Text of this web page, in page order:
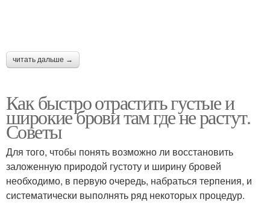
читать дальше →
Как быстро отрастить густые и
широкие брови там где не растут.
Советы
Для того, чтобы понять возможно ли восстановить
заложенную природой густоту и ширину бровей
необходимо, в первую очередь, набраться терпения, и
систематически выполнять ряд некоторых процедур.